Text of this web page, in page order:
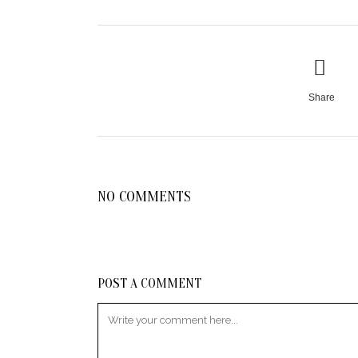
Share
NO COMMENTS
POST A COMMENT